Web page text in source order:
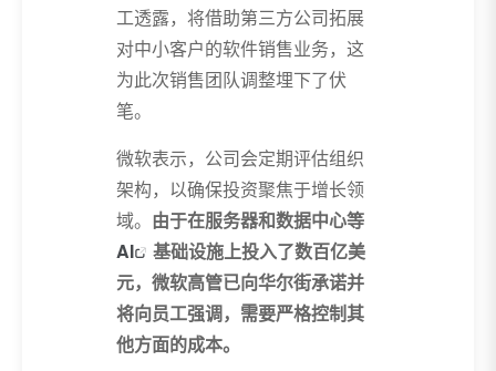
工透露，将借助第三方公司拓展
对中小客户的软件销售业务，这
为此次销售团队调整埋下了伏
笔。
微软表示，公司会定期评估组织
架构，以确保投资聚焦于增长领
域。 由于在服务器和数据中心等
AI
基础设施上投入了数百亿美
元，微软高管已向华尔街承诺并
将向员工强调，需要严格控制其
他方面的成本。